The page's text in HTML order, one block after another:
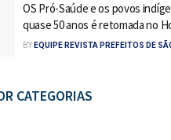
OS Pró-Saúde e os povos
quase 50 anos é retomada no
BY EQUIPE REVISTA PREFEITOS DE
CATEGORIAS